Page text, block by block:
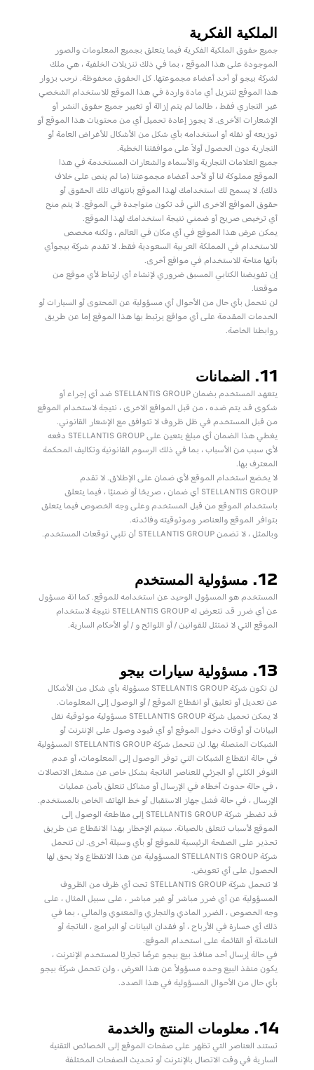
الملكية الفكرية
جميع حقوق الملكية الفكرية فيما يتعلق بجميع المعلومات والصور
الموجودة على هذا الموقع ، بما في ذلك تنزيلات الخلفية ، هي ملك
لشركة بيجو أو أحد أعضاء مجموعتها. كل الحقوق محفوظة. نرحب بزوار
هذا الموقع لتنزيل أي مادة واردة في هذا الموقع للاستخدام الشخصي
غير التجاري فقط ، طالما لم يتم إزالة أو تغيير جميع حقوق النشر أو
الإشعارات الأخرى. لا يجوز إعادة تحميل أي من محتويات هذا الموقع أو
توزيعه أو نقله أو استخدامه بأي شكل من الأشكال للأغراض العامة أو
التجارية دون الحصول أولاً على موافقتنا الخطية.
جميع العلامات التجارية والأسماء والشعارات المستخدمة في هذا
الموقع مملوكة لنا أو لأحد أعضاء مجموعتنا (ما لم ينص على خلاف
ذلك). لا يسمح لك استخدامك لهذا الموقع بانتهاك تلك الحقوق أو
حقوق المواقع الاخرى التي قد تكون متواجدة في الموقع. لا يتم منح
أي ترخيص صريح أو ضمني نتيجة استخدامك لهذا الموقع.
يمكن عرض هذا الموقع في أي مكان في العالم ، ولكنه مخصص
للاستخدام في المملكة العربية السعودية فقط. لا تقدم شركة بيجوأي
بأنها متاحة للاستخدام في مواقع أخرى.
إن تفويضنا الكتابي المسبق ضروري لإنشاء أي ارتباط لأي موقع من
موقعنا.
لن نتحمل بأي حال من الأحوال أي مسؤولية عن المحتوى أو السيارات أو
الخدمات المقدمة على أي مواقع يرتبط بها هذا الموقع إما عن طريق
روابطنا الخاصة.
11. الضمانات
يتعهد المستخدم بضمان STELLANTIS GROUP ضد أي إجراء أو
شكوى قد يتم ضده ، من قبل المواقع الاخرى ، نتيجة لاستخدام الموقع
من قبل المستخدم في ظل ظروف لا تتوافق مع الإشعار القانوني.
يغطي هذا الضمان أي مبلغ يتعين على STELLANTIS GROUP دفعه
لأي سبب من الأسباب ، بما في ذلك الرسوم القانونية وتكاليف المحكمة
المعترف بها.
لا يخضع استخدام الموقع لأي ضمان على الإطلاق. لا تقدم
STELLANTIS GROUP أي ضمان ، صريحًا أو ضمنيًا ، فيما يتعلق
باستخدام الموقع من قبل المستخدم وعلى وجه الخصوص فيما يتعلق
بتوافر الموقع والعناصر وموثوقيته وفائدته.
وبالمثل ، لا تضمن STELLANTIS GROUP أن تلبي توقعات المستخدم.
12. مسؤولية المستخدم
المستخدم هو المسؤول الوحيد عن استخدامه للموقع. كما انة مسؤول
عن أي ضرر قد تتعرض له STELLANTIS GROUP نتيجة لاستخدام
الموقع التي لا تمتثل للقوانين / أو اللوائح و / أو الأحكام السارية.
13. مسؤولية سيارات بيجو
لن تكون شركة STELLANTIS GROUP مسؤولة بأي شكل من الأشكال
عن تعديل أو تعليق أو انقطاع الموقع / أو الوصول إلى المعلومات.
لا يمكن تحميل شركة STELLANTIS GROUP مسؤولية موثوقية نقل
البيانات أو أوقات دخول الموقع أو أي قيود وصول على الإنترنت أو
الشبكات المتصلة بها. لن تتحمل شركة STELLANTIS GROUP المسؤولية
في حالة انقطاع الشبكات التي توفر الوصول إلى المعلومات، أو عدم
التوفر الكلي أو الجزئي للعناصر الناتجة بشكل خاص عن مشغل الاتصالات
، في حالة حدوث أخطاء في الإرسال أو مشاكل تتعلق بأمن عمليات
الإرسال ، في حالة فشل جهاز الاستقبال أو خط الهاتف الخاص بالمستخدم.
قد تضطر شركة STELLANTIS GROUP إلى مقاطعة الوصول إلى
الموقع لأسباب تتعلق بالصيانة. سيتم الإخطار بهذا الانقطاع عن طريق
تحذير على الصفحة الرئيسية للموقع أو بأي وسيلة أخرى. لن تتحمل
شركة STELLANTIS GROUP المسؤولية عن هذا الانقطاع ولا يحق لها
الحصول على أي تعويض.
لا تتحمل شركة STELLANTIS GROUP تحت أي ظرف من الظروف
المسؤولية عن أي ضرر مباشر أو غير مباشر ، على سبيل المثال ، على
وجه الخصوص ، الضرر المادي والتجاري والمعنوي والمالي ، بما في
ذلك أي خسارة في الأرباح ، أو فقدان البيانات أو البرامج ، الناتجة أو
الناشئة أو القائمة على استخدام الموقع.
في حالة إرسال أحد منافذ بيع بيجو عرضًا تجاريًا لمستخدم الإنترنت ،
يكون منفذ البيع وحده مسؤولاً عن هذا العرض ، ولن تتحمل شركة بيجو
بأي حال من الأحوال المسؤولية في هذا الصدد.
14. معلومات المنتج والخدمة
تستند العناصر التي تظهر على صفحات الموقع إلى الخصائص التقنية
السارية في وقت الاتصال بالإنترنت أو تحديث الصفحات المختلفة